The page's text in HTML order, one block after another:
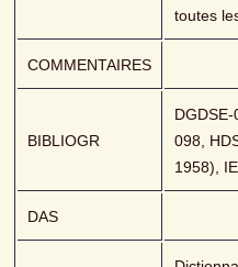
toutes
COMMENTAIRES
BIBLIOGR
098,
1958),
DAS